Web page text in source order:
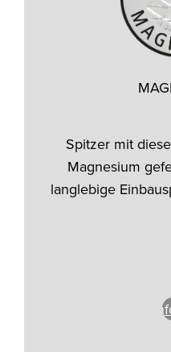
Spitzer mit
Magnesium
langlebige
Mehr